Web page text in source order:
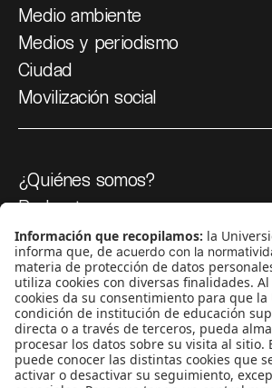
Medio ambiente
Medios y periodismo
Ciudad
Movilización social
¿Quiénes somos?
Podcasts
Ediciones especiales
Proyectos 070
SÍGUENOS